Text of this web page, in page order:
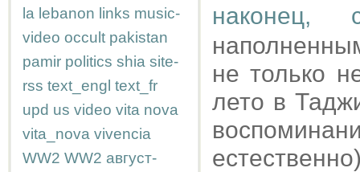
la lebanon links music-
video occult pakistan
pamir politics shia site-
rss text_engl text_fr
upd us video vita nova
vita_nova vivencia
WW2 WW2 август-
наконец,
не только
лето в